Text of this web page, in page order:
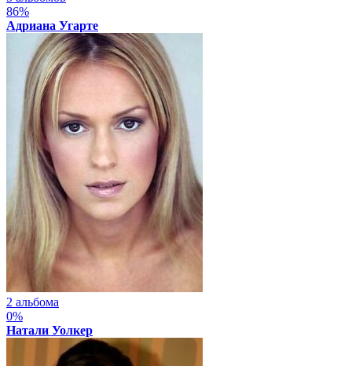
86%
Адриана Угарте
2 альбома
0%
Натали Уолкер